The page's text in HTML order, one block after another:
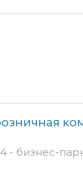
- бизнес-